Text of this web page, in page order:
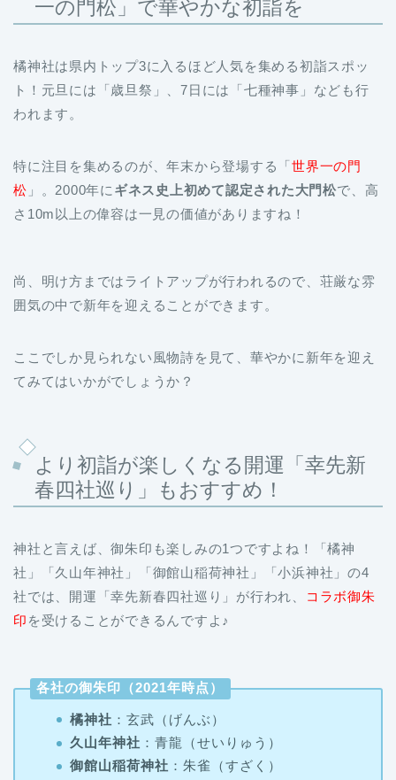
一の門松」で華やかな初詣を
橘神社は県内トップ3に入るほど人気を集める初詣スポッ
ト！元旦には「歳旦祭」、7日には「七種神事」なども行
われます。
特に注目を集めるのが、年末から登場する「世界一の門
松 」。2000年に ギネス史上初めて認定された大門松で、高
さ10m以上の偉容は一見の価値がありますね！
尚、明け方まではライトアップが行われるので、荘厳な雰
囲気の中で新年を迎えることができます。
ここでしか見られない風物詩を見て、華やかに新年を迎え
てみてはいかがでしょうか？
より初詣が楽しくなる開運「幸先新
春四社巡り」もおすすめ！
神社と言えば、御朱印も楽しみの1つですよね！「橘神
社」「久山年神社」「御館山稲荷神社」「小浜神社」の4
社では、開運「幸先新春四社巡り」が行われ、
コラボ御朱
印 を受けることができるんですよ♪
各社の御朱印（2021年時点）
橘神社 ：玄武（げんぶ）
久山年神社 ：青龍（せいりゅう）
御館山稲荷神社 ：朱雀（すざく）